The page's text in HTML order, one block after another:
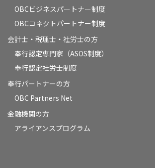
OBCビジネスパートナー制度
OBCコネクトパートナー制度
会計士・税理士・社労士の方
奉行認定専門家（ASOS制度）
奉行認定社労士制度
奉行パートナーの方
OBC Partners Net
金融機関の方
アライアンスプログラム